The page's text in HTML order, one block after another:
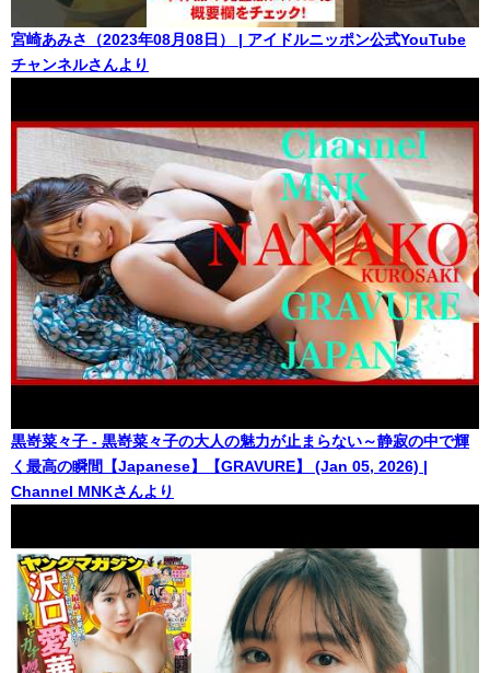
宮崎あみさ（2023年08月08日） | アイドルニッポン公式YouTube
チャンネルさんより
黒嵜菜々子 - 黒嵜菜々子の大人の魅力が止まらない～静寂の中で輝
く最高の瞬間【Japanese】【GRAVURE】 (Jan 05, 2026) |
Channel MNKさんより